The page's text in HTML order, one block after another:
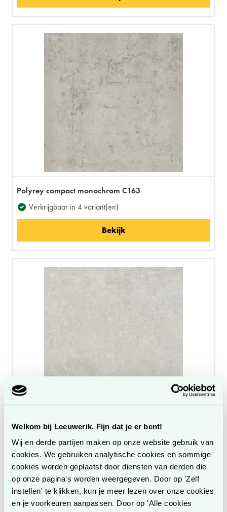
Welkom bij Leeuwerik. Fijn dat je er bent!
Wij en derde partijen maken op onze website gebruik van
cookies. We gebruiken analytische cookies en sommige
cookies worden geplaatst door diensten van derden die
op onze pagina's worden weergegeven. Door op 'Zelf
instellen' te klikken, kun je meer lezen over onze cookies
en je voorkeuren aanpassen. Door op 'Alle cookies
Polyrey compact monochrom C163
Verkrijgbaar in 4 variant(en)
Bekijk
Polyrey compact monochrom E107
Verkrijgbaar in 4 variant(en)
Bekijk